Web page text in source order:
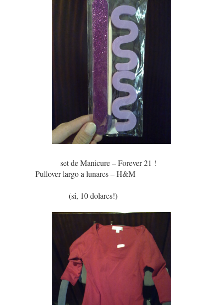
set de Manicure – Forever 21 !
Pullover largo a lunares – H&M
(si, 10 dolares!)